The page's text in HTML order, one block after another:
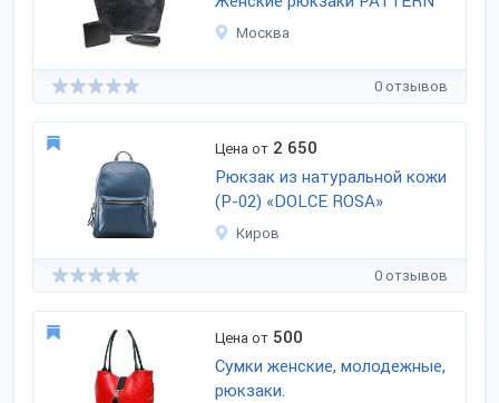
Москва
0 отзывов
Цена от 2 650
Рюкзак из натуральной кожи
(Р-02) «DOLCE ROSA»
Киров
0 отзывов
Цена от 500
Сумки женские, молодежные,
рюкзаки.